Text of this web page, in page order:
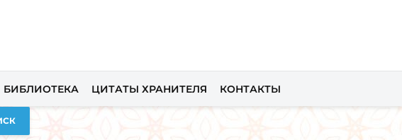
БИБЛИОТЕКА ЦИТАТЫ ХРАНИТЕЛЯ КОНТАКТЫ